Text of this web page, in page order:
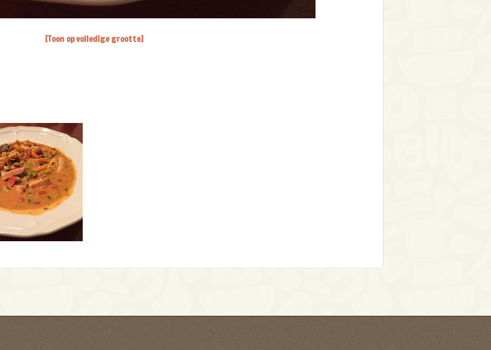
[Toon op volledige grootte]